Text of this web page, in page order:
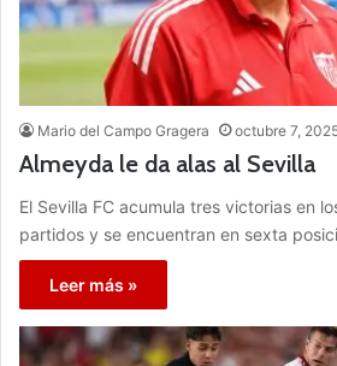
Mario del Campo Gragera octubre 7,
Almeyda le da alas al Sevilla
El Sevilla FC acumula tres victorias en
partidos y se encuentran en sexta
Leer más »